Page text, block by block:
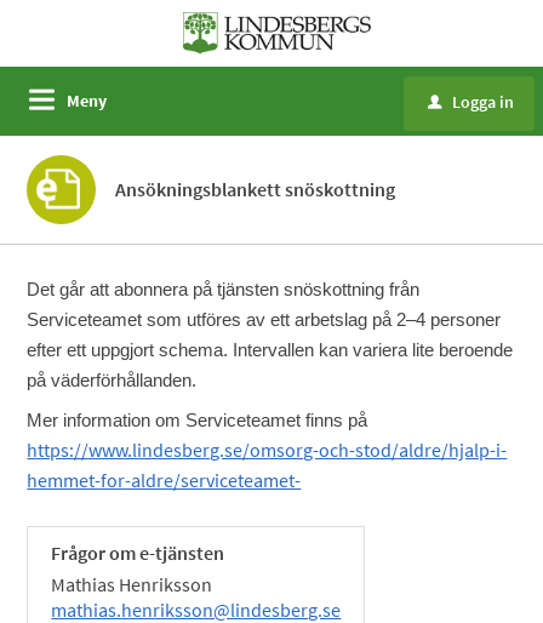
Meny u Logga in
Ansökningsblankett snöskottning
Det går att abonnera på tjänsten snöskottning från
Serviceteamet som utföres av ett arbetslag på 2–4 personer
efter ett uppgjort schema. Intervallen kan variera lite beroende
på väderförhållanden.
Mer information om Serviceteamet finns på
https://www.lindesberg.se/omsorg-och-stod/aldre/hjalp-i-
hemmet-for-aldre/serviceteamet-
Frågor om e-tjänsten
Mathias Henriksson
mathias.henriksson@lindesberg.se